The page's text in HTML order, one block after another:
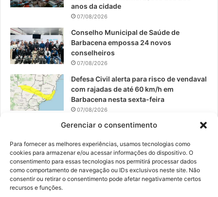
Gerenciar o consentimento
Para fornecer as melhores experiências, usamos tecnologias como
cookies para armazenar e/ou acessar informações do dispositivo. O
consentimento para essas tecnologias nos permitirá processar dados
como comportamento de navegação ou IDs exclusivos neste site. Não
consentir ou retirar o consentimento pode afetar negativamente certos
recursos e funções.
anos da cidade
07/08/2026
Conselho Municipal de Saúde de
Barbacena empossa 24 novos
conselheiros
07/08/2026
Defesa Civil alerta para risco de vendaval
com rajadas de até 60 km/h em
Barbacena nesta sexta-feira
07/08/2026
EPCAR tem a melhor nota do IDEB no
06/08/2026